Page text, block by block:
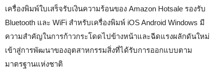
เครื่องพิมพ์ใบเสร็จรับเงินความร้อนของ Amazon Hotsale รองรับ
Bluetooth และ WiFi สำหรับเครื่องพิมพ์ iOS Android Windows มี
ความสำคัญในการก้าวกระโดดไปข้างหน้าและฉีดแรงผลักดันใหม่
เข้าสู่การพัฒนาของอุตสาหกรรมสิ่งที่ได้รับการออกแบบตาม
มาตรฐานแห่งชาติ